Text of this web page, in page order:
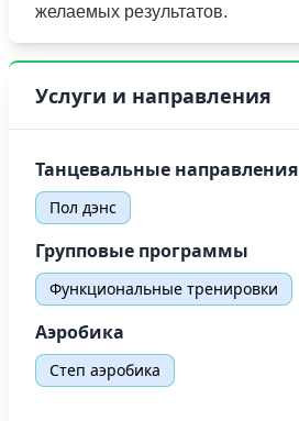
желаемых результатов.
Услуги и направления
Танцевальные направления
Пол дэнс
Групповые программы
Функциональные тренировки
Аэробика
Степ аэробика